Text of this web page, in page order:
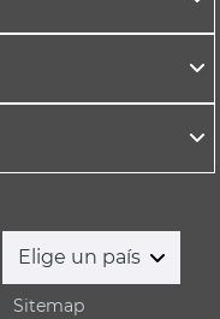
Elige un país
Sitemap